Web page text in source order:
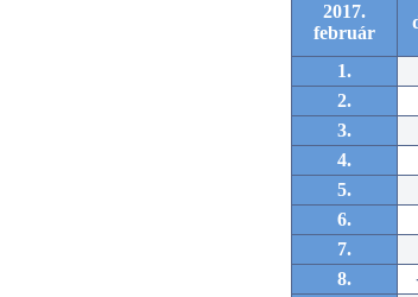
2017.
február
1.
2.
3.
4.
5.
6.
7.
8.